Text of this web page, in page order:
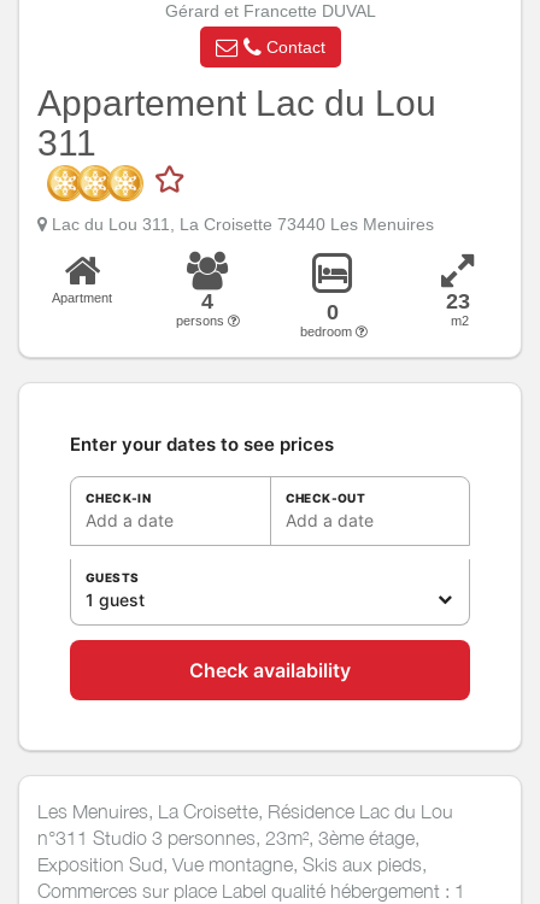
Gérard et Francette DUVAL
Contact
Appartement Lac du Lou
311
Lac du Lou 311, La Croisette 73440 Les Menuires
Apartment 4
persons 0
bedroom
23
m2
Enter your dates to see prices
CHECK-IN
Add a date
CHECK-OUT
Add a date
GUESTS
1 guest
Check availability
Les Menuires, La Croisette, Résidence Lac du Lou
n°311 Studio 3 personnes, 23m², 3ème étage,
Exposition Sud, Vue montagne, Skis aux pieds,
Commerces sur place Label qualité hébergement : 1